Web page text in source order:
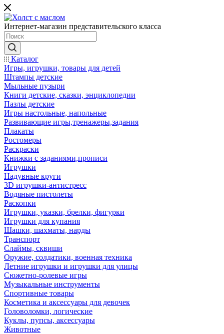
Интернет-магазин представительского класса
Каталог
Игры, игрушки, товары для детей
Штампы детские
Мыльные пузыри
Книги детские, сказки, энциклопедии
Пазлы детские
Игры настольные, напольные
Развивающие игры,тренажеры,задания
Плакаты
Ростомеры
Раскраски
Книжки с заданиями,прописи
Игрушки
Надувные круги
3D игрушки-антистресс
Водяные пистолеты
Раскопки
Игрушки, указки, брелки, фигурки
Игрушки для купания
Шашки, шахматы, нарды
Транспорт
Слаймы, сквиши
Оружие, солдатики, военная техника
Летние игрушки и игрушки для улицы
Сюжетно-ролевые игры
Музыкальные инструменты
Спортивные товары
Косметика и аксессуары для девочек
Головоломки, логические
Куклы, пупсы, аксессуары
Животные